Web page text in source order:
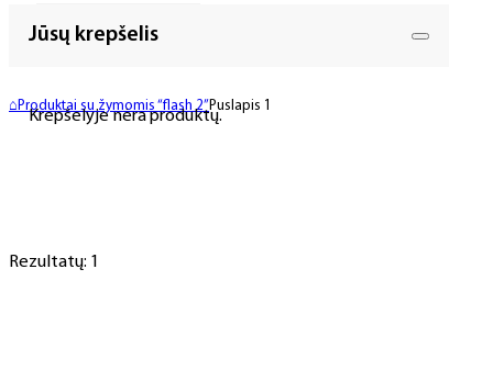
Jūsų krepšelis
Krepšelyje nėra produktų.
⌂ Produktai su žymomis “flash 2” Puslapis 1
Rezultatų: 1